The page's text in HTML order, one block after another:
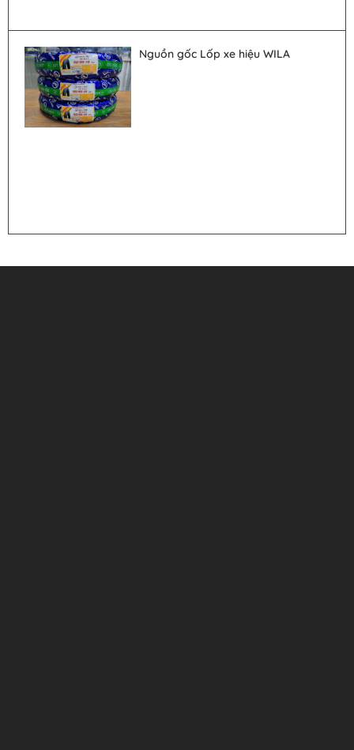
Nguồn gốc Lốp xe hiệu WILA